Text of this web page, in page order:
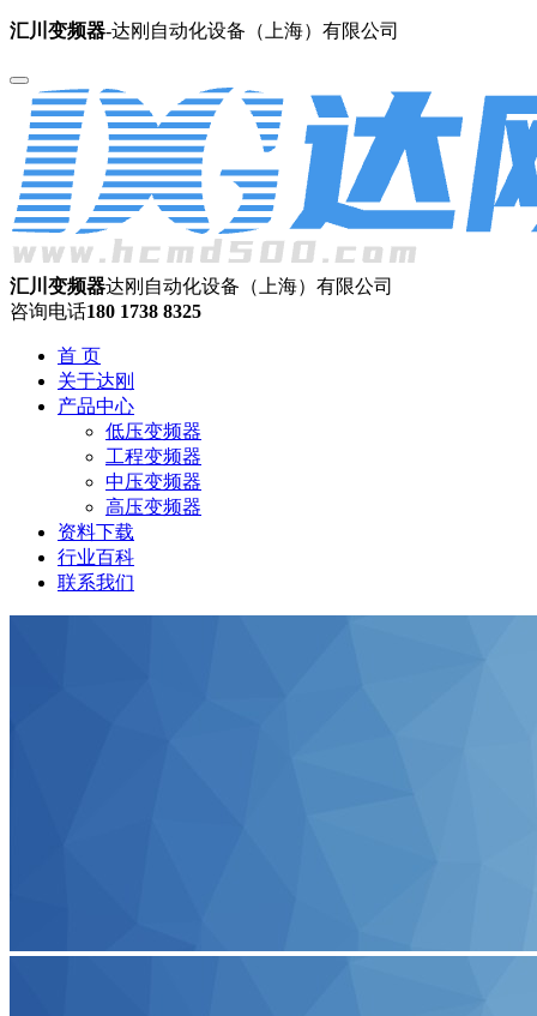
汇川变频器-达刚自动化设备（上海）有限公司
汇川变频器达刚自动化设备（上海）有限公司
咨询电话180 1738 8325
首 页
关于达刚
产品中心
低压变频器
工程变频器
中压变频器
高压变频器
资料下载
行业百科
联系我们